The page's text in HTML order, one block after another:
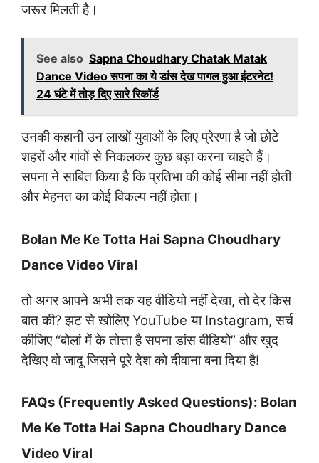
जरूर मिलती है।
See also Sapna Choudhary Chatak Matak
Dance Video सपना का ये डांस देख पागल हुआ इंटरनेट!
24 घंटे में तोड़ दिए सारे रिकॉर्ड
उनकी कहानी उन लाखों युवाओं के लिए प्रेरणा है जो छोटे
शहरों और गांवों से निकलकर कुछ बड़ा करना चाहते हैं।
सपना ने साबित किया है कि प्रतिभा की कोई सीमा नहीं होती
और मेहनत का कोई विकल्प नहीं होता।
Bolan Me Ke Totta Hai Sapna Choudhary
Dance Video Viral
तो अगर आपने अभी तक यह वीडियो नहीं देखा, तो देर किस
बात की? झट से खोलिए YouTube या Instagram, सर्च
कीजिए “बोलां में के तोत्ता है सपना डांस वीडियो” और खुद
देखिए वो जादू जिसने पूरे देश को दीवाना बना दिया है!
FAQs (Frequently Asked Questions): Bolan
Me Ke Totta Hai Sapna Choudhary Dance
Video Viral